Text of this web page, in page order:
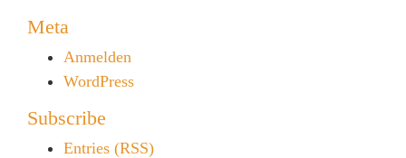
Meta
Anmelden
WordPress
Subscribe
Entries (RSS)